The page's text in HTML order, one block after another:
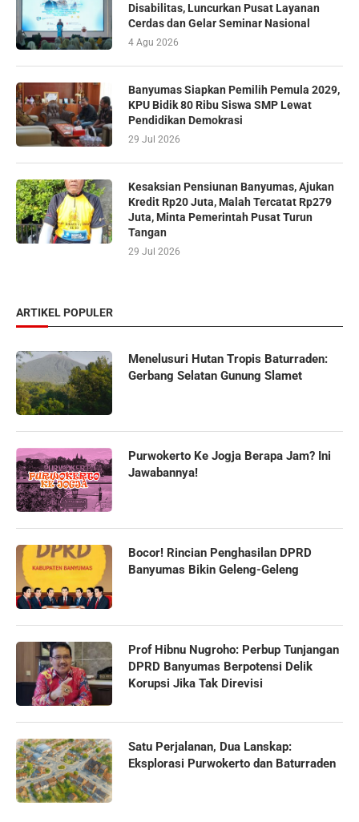
Disabilitas, Luncurkan Pusat Layanan
Cerdas dan Gelar Seminar Nasional
4 Agu 2026
Banyumas Siapkan Pemilih Pemula 2029,
KPU Bidik 80 Ribu Siswa SMP Lewat
Pendidikan Demokrasi
29 Jul 2026
Kesaksian Pensiunan Banyumas, Ajukan
Kredit Rp20 Juta, Malah Tercatat Rp279
Juta, Minta Pemerintah Pusat Turun
Tangan
29 Jul 2026
ARTIKEL POPULER
Menelusuri Hutan Tropis Baturraden:
Gerbang Selatan Gunung Slamet
Purwokerto Ke Jogja Berapa Jam? Ini
Jawabannya!
Bocor! Rincian Penghasilan DPRD
Banyumas Bikin Geleng-Geleng
Prof Hibnu Nugroho: Perbup Tunjangan
DPRD Banyumas Berpotensi Delik
Korupsi Jika Tak Direvisi
Satu Perjalanan, Dua Lanskap:
Eksplorasi Purwokerto dan Baturraden